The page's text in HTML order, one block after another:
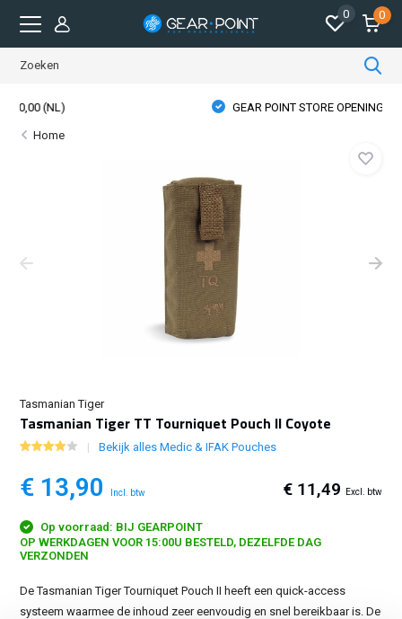
0 0
GEAR POINT STORE OPENINGSTIJDEN
Home
Tasmanian Tiger
Tasmanian Tiger TT Tourniquet Pouch II Coyote
Bekijk alles Medic & IFAK Pouches
€ 13,90 Incl. btw € 11,49 Excl. btw
Op voorraad: BIJ GEARPOINT
OP WERKDAGEN VOOR 15:00U BESTELD, DEZELFDE DAG
VERZONDEN
De Tasmanian Tiger Tourniquet Pouch II heeft een quick-access
systeem waarmee de inhoud zeer eenvoudig en snel bereikbaar is. De